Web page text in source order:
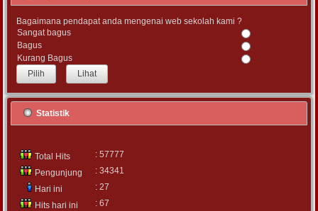
Bagaimana pendapat anda mengenai web sekolah kami ?
Sangat bagus
Bagus
Kurang Bagus
Lihat
Statistik
Total Hits
: 57777
Pengunjung
: 34341
Hari ini
: 27
Hits hari ini
: 67